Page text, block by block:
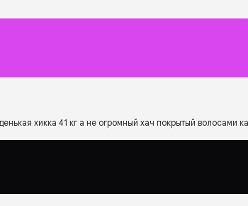
хикка 41 кг а не огромный хач покрытый волосами